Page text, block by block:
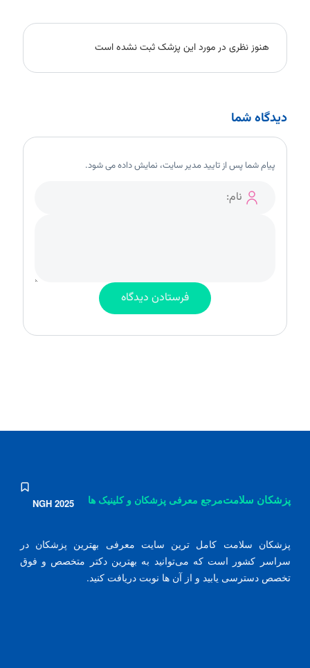
هنوز نظری در مورد این پزشک ثبت نشده است
دیدگاه شما
پیام شما پس از تایید مدیر سایت، نمایش داده می شود.
پزشکان سلامتمرجع معرفی پزشکان و کلینیک ها NGH 2025
پزشکان سلامت کامل ترین سایت معرفی بهترین پزشکان در
سراسر کشور است که می‌توانید به بهترین دکتر متخصص و فوق
تخصص دسترسی یابید و از آن ها نوبت دریافت کنید.